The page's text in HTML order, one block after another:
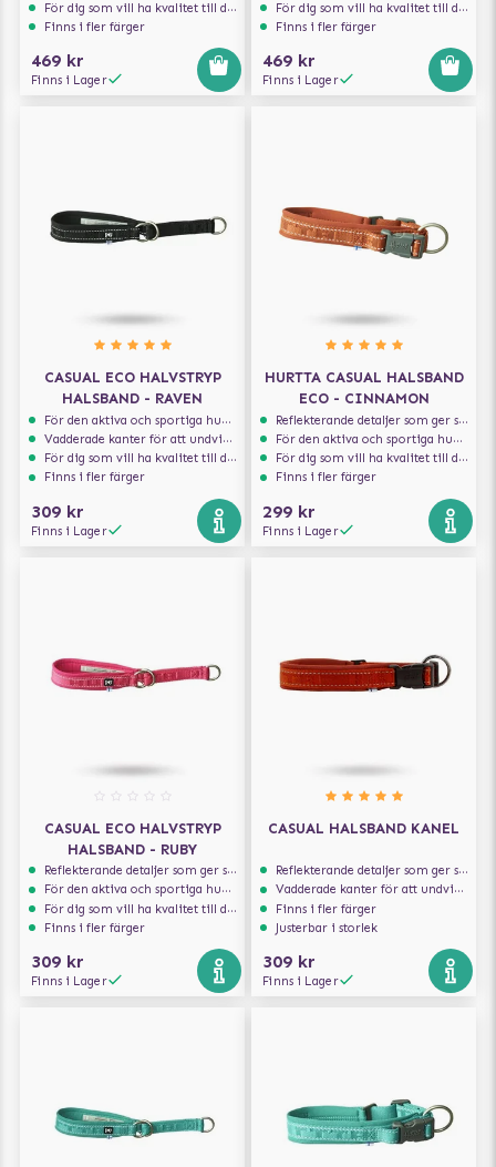
För dig som vill ha kvalitet till din hund!
Finns i fler färger
469 kr
Finns i Lager
För dig som vill ha kvalitet till din hund!
Finns i fler färger
469 kr
Finns i Lager
CASUAL ECO HALVSTRYP
HALSBAND - RAVEN
För den aktiva och sportiga hunden
Vadderade kanter för att undvika skav
För dig som vill ha kvalitet till din hund!
Finns i fler färger
309 kr
Finns i Lager
HURTTA CASUAL HALSBAND
ECO - CINNAMON
Reflekterande detaljer som ger synlighet i svagt ljus
För den aktiva och sportiga hunden
För dig som vill ha kvalitet till din hund!
Finns i fler färger
299 kr
Finns i Lager
CASUAL ECO HALVSTRYP
HALSBAND - RUBY
Reflekterande detaljer som ger synlighet i svagt ljus
För den aktiva och sportiga hunden
För dig som vill ha kvalitet till din hund!
Finns i fler färger
309 kr
Finns i Lager
CASUAL HALSBAND KANEL
Reflekterande detaljer som ger synlighet i svagt ljus
Vadderade kanter för att undvika skav
Finns i fler färger
Justerbar i storlek
309 kr
Finns i Lager